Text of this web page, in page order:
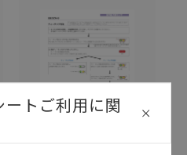
トご利用に関